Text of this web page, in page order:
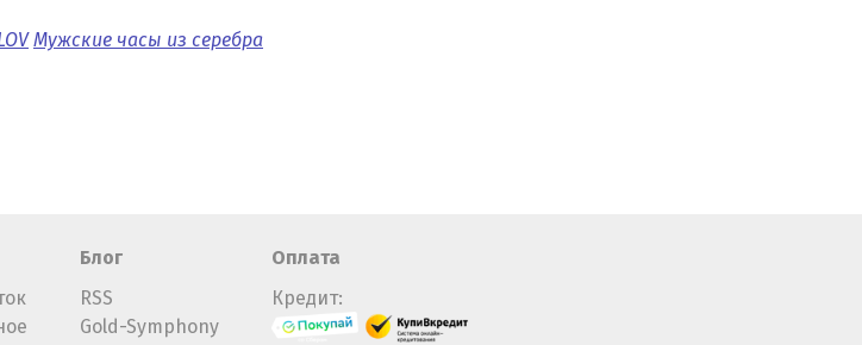
Мужские часы из серебра
Блог
RSS
Gold-Symphony
Оплата
Кредит: